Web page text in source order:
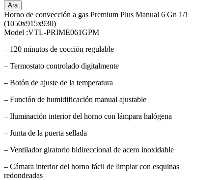
Ara
Horno de convección a gas Premium Plus Manual 6 Gn 1/1
(1050x915x930)
Model :VTL-PRIME061GPM
– 120 minutos de cocción regulable
– Termostato controlado digitalmente
– Botón de ajuste de la temperatura
– Función de humidificación manual ajustable
– Iluminación interior del horno con lámpara halógena
– Junta de la puerta sellada
– Ventilador giratorio bidireccional de acero inoxidable
– Cámara interior del horno fácil de limpiar con esquinas
redondeadas